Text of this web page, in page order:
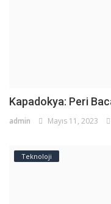
Kapadokya: Peri
admin Mayıs 11, 2023
Teknoloji